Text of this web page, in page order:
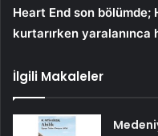
Heart End son bölümde;
kurtarırken yaralanınca
İlgili Makaleler